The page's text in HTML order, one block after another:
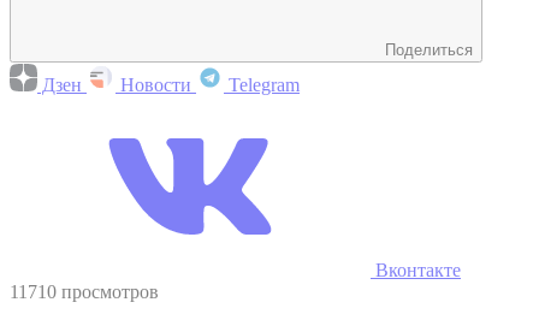
Поделиться
Дзен Новости Telegram
Вконтакте
11710 просмотров